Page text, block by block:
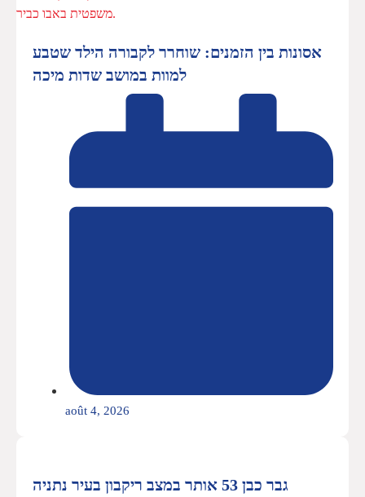
אסונות בין הזמנים: שוחרר לקבורה הילד שטבע
למוות במושב שדות מיכה
août 4, 2026
גבר כבן 53 אותר במצב ריקבון בעיר נתניה